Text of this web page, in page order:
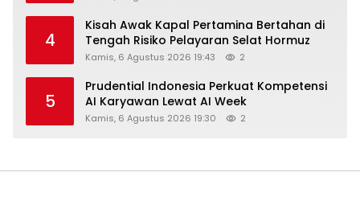
4
Kisah Awak Kapal Pertamina Bertahan di
Tengah Risiko Pelayaran Selat Hormuz
Kamis, 6 Agustus 2026 19:43 2
5
Prudential Indonesia Perkuat Kompetensi
AI Karyawan Lewat AI Week
Kamis, 6 Agustus 2026 19:30 2